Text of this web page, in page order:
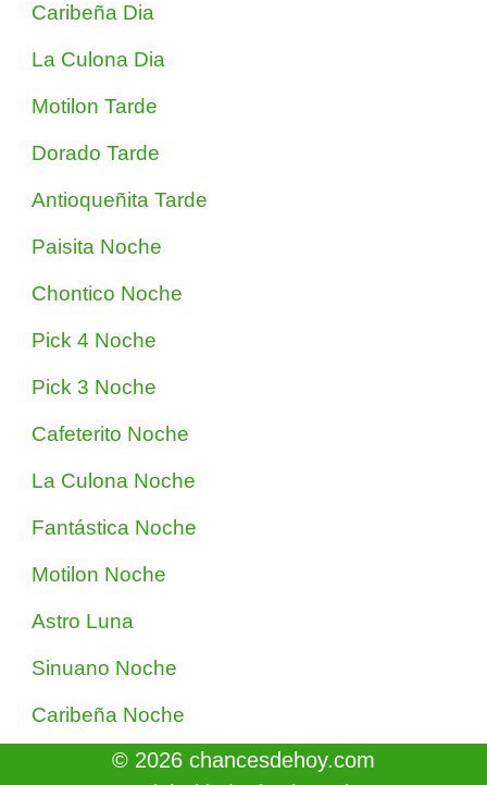
Caribeña Dia
La Culona Dia
Motilon Tarde
Dorado Tarde
Antioqueñita Tarde
Paisita Noche
Chontico Noche
Pick 4 Noche
Pick 3 Noche
Cafeterito Noche
La Culona Noche
Fantástica Noche
Motilon Noche
Astro Luna
Sinuano Noche
Caribeña Noche
© 2026 chancesdehoy.com